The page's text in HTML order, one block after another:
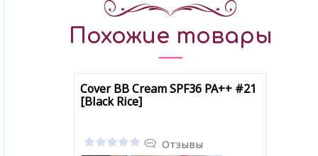
Похожие товары
Cover BB Cream SPF36 PA++ #21
[Black Rice]
Отзывы